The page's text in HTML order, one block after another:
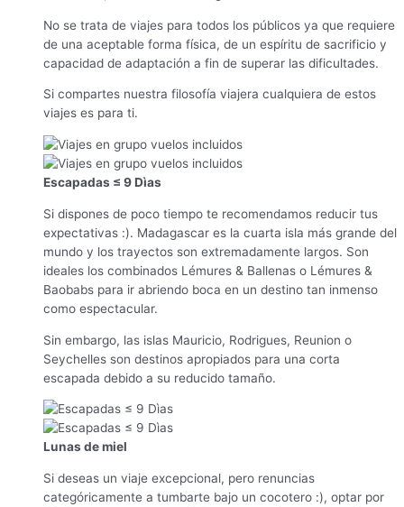
No se trata de viajes para todos los públicos ya que requiere
de una aceptable forma física, de un espíritu de sacrificio y
capacidad de adaptación a fin de superar las dificultades.
Si compartes nuestra filosofía viajera cualquiera de estos
viajes es para ti.
Escapadas ≤ 9 Dìas
Si dispones de poco tiempo te recomendamos reducir tus
expectativas :). Madagascar es la cuarta isla más grande del
mundo y los trayectos son extremadamente largos. Son
ideales los combinados Lémures & Ballenas o Lémures &
Baobabs para ir abriendo boca en un destino tan inmenso
como espectacular.
Sin embargo, las islas Mauricio, Rodrigues, Reunion o
Seychelles son destinos apropiados para una corta
escapada debido a su reducido tamaño.
Lunas de miel
Si deseas un viaje excepcional, pero renuncias
categóricamente a tumbarte bajo un cocotero :), optar por